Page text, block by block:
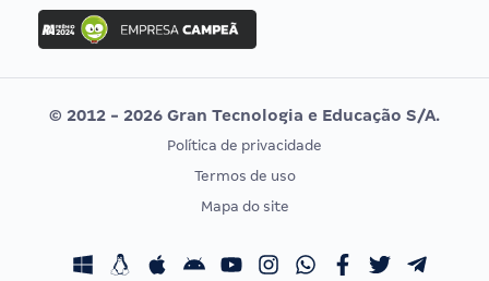
Concurso Ibama
Concurso MPU
Editais publicados
Vunesp
CONCURSOS POR PROFISSÃO
Concursos Fiscais
EXAME DE ORDEM
Calendário OAB
© 2012 - 2026 Gran Tecnologia e Educação S/A.
Política de privacidade
Termos de uso
Mapa do site